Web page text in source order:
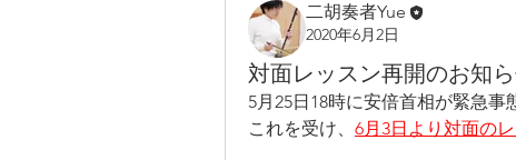
二胡奏者Yue
2020年6月2日
対面レッスン再開のお知
5月25日18時に安倍首相が緊急事
これを受け、 6月3日より対面の